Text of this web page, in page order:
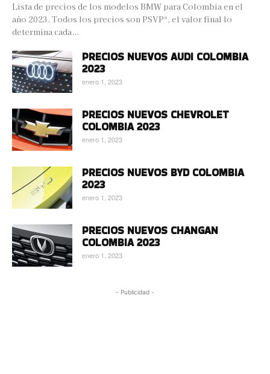
Lista de precios de los modelos BMW para Colombia en el
año 2023. Todos los precios son PSVP*, el valor final lo
determina cada...
PRECIOS NUEVOS AUDI COLOMBIA
2023
enero 1, 2023
PRECIOS NUEVOS CHEVROLET
COLOMBIA 2023
enero 1, 2023
PRECIOS NUEVOS BYD COLOMBIA
2023
enero 1, 2023
PRECIOS NUEVOS CHANGAN
COLOMBIA 2023
enero 1, 2023
- Publicidad -